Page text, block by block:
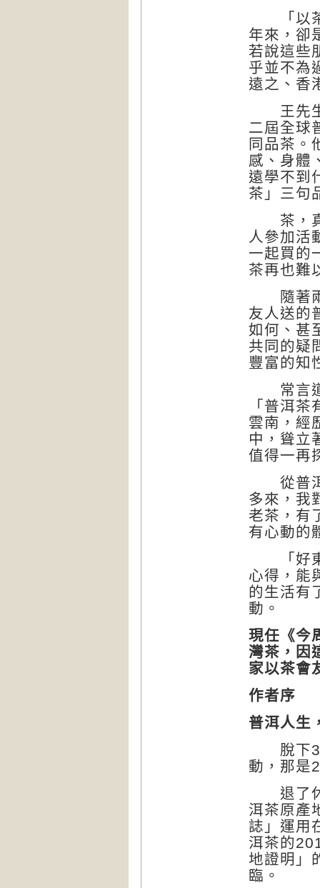
「以茶
年來，卻
若說這些
乎並不為
遠之、香
王先生
二屆全球
同品茶。
感、身體
遠學不到
茶」三句
茶，真
人參加活
一起買的
茶再也難
隨著兩
友人送的
如何、甚
共同的疑
豐富的知
常言道
「普洱
雲南，經
中，聳立
值得一再
從普洱
多來，我
老茶，有
有心動的
「好東
心得，能
的生活有
動。
現任《今
灣茶，因
家以茶會
作者序
普洱人生
脫下30
動，那是
退了休
洱茶原產
誌」運用
洱茶的
地證明」
臨。